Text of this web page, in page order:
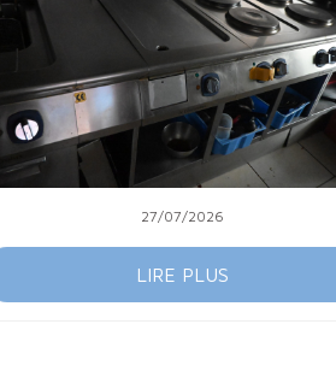
27/07/2026
LIRE PLUS